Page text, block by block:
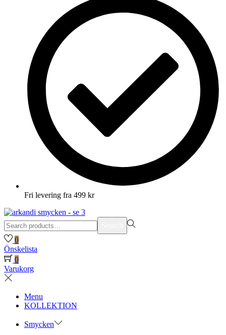
Fri levering fra 499 kr
Search
for:>
0
Önskelista
0
Varukorg
Menu
KOLLEKTION
Smycken